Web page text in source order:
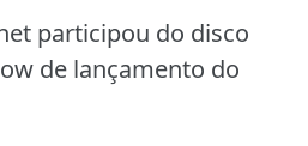
participou do disco
de lançamento do